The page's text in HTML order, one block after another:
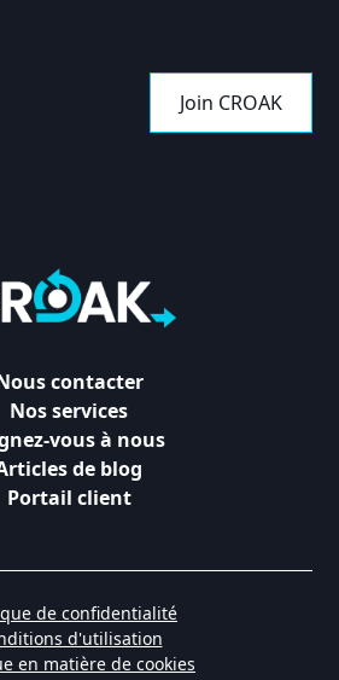
Join CROAK
contacter
Nos services
vous à nous
de blog
Portail client
de confidentialité
d'utilisation
en matière de cookies